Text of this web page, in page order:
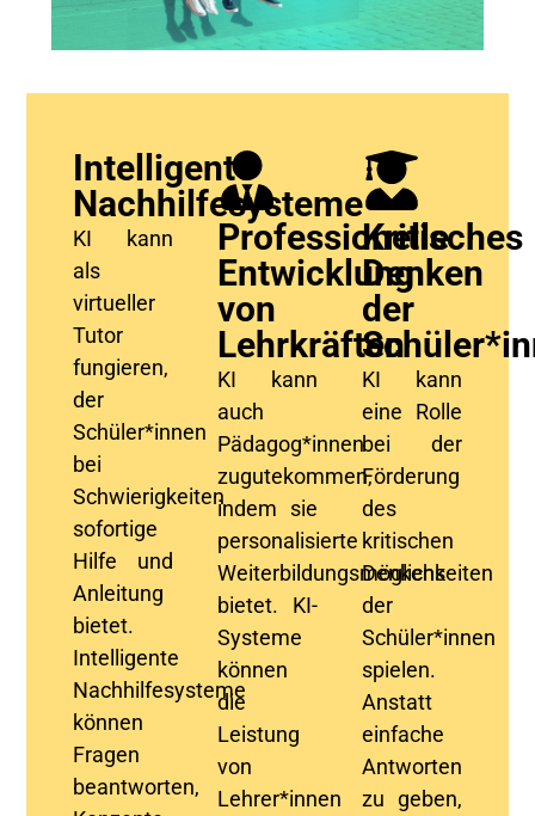
Intelligente
Nachhilfesysteme
KI kann
als
virtueller
Tutor
fungieren,
der
Schüler*innen
bei
Schwierigkeiten
sofortige
Hilfe und
Anleitung
bietet.
Intelligente
Nachhilfesysteme
können
Fragen
beantworten,
Professionelle
Entwicklung
von
Lehrkräften
KI kann
auch
Pädagog*innen
zugutekommen,
indem sie
personalisierte
Weiterbildungsmöglichkeiten
bietet. KI-
Systeme
können
die
Leistung
von
Lehrer*innen
Kritisches
Denken
der
KI kann
eine Rolle
bei der
Förderung
des
kritischen
Denkens
der
Schüler*innen
spielen.
Anstatt
einfache
Antworten
zu geben,